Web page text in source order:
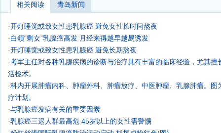
相关阅读 青岛新闻
·开灯睡觉或致女性患乳腺癌 避免女性长时间熬夜
·白领“剩女”乳腺癌高发 月经来得越早越易诱发
·开灯睡觉或致女性患乳腺癌 避免长期熬夜
·考军主任对各种乳腺疾病的诊断与治疗具有丰富的临床经验，尤其擅
活检术。
·科内开展肿瘤内科、肿瘤外科、肿瘤放疗、中医肿瘤、乳腺肿瘤。图
疗计划。
·与乳腺癌发病有关的重要因素
·乳腺癌三迟人群最高危 45岁以上的女性需警惕